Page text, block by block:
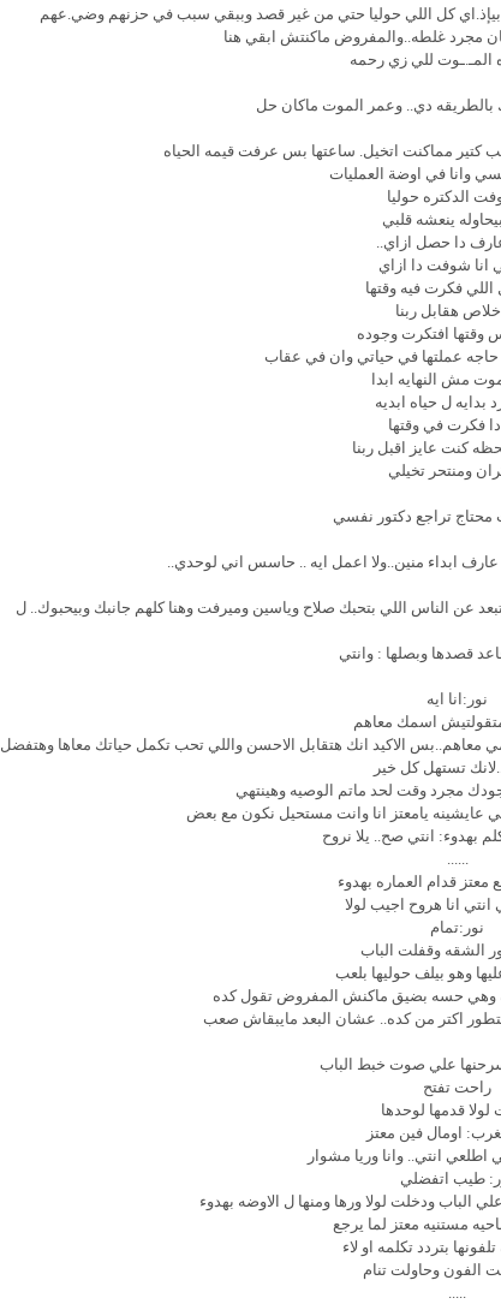
كل اللي حوليا حتي من غير قصد وببقي سبب في حزنهم وضي.عهم
مجرد غلطه..والمفروض ماكنتش ابقي هنا
للي زي رحمه
دي.. وعمر الموت ماكان حل
كتير مماكنت اتخيل. ساعتها بس عرفت قيمه الحياه
وانا في اوضة العمليات
الدكتره حوليا
ينعشه قلبي
دا حصل ازاي..
انا شوفت دا ازاي
فكرت فيه وقتها
خلاص هقابل ربنا
وقتها افتكرت وجوده
عملتها في حياتي وان في عقاب
مش النهايه ابدا
بدايه ل حياه ابديه
فكرت في وقتها
كنت عايز اقبل ربنا
ومنتحر تخيلي
محتاج تراجع دكتور نفسي
ابداء منين..ولا اعمل ايه .. حاسس اني لوحدي..
عن الناس اللي بتحبك صلاح وياسين وميرفت وهنا كلهم جانبك وبيحبوك.. ل
قصدها وبصلها : وانتي
نور:انا ايه
متقولتيش اسمك معاهم
الاكيد انك هتقابل الاحسن واللي تحب تكمل حياتك معاها وهتفضل
تستهل كل خير
مجرد وقت لحد ماتم الوصيه وهينتهي
عايشينه يامعتز انا وانت مستحيل نكون مع بعض
بهدوء: انتي صح.. يلا نروح
......
قدام العماره بهدوء
انا هروح اجيب لولا
نور:تمام
الشقه وقفلت الباب
وهو بيلف حوليها بلعب
وهي حسه بضيق ماكنش المفروض تقول كده
اكتر من كده.. عشان البعد مايبقاش صعب
علي صوت خبط الباب
راحت تفتح
قدمها لوحدها
اومال فين معتز
اطلعي انتي.. وانا وريا مشوار
طيب اتفضلي
الباب ودخلت لولا ورها ومنها ل الاوضه بهدوء
مستنيه معتز لما يرجع
بتردد تكلمه او لاء
الفون وحاولت تنام
.....